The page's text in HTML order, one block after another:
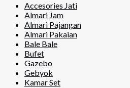
Accesories Jati
Almari Jam
Almari Pajangan
Almari Pakaian
Bale Bale
Bufet
Gazebo
Gebyok
Kamar Set